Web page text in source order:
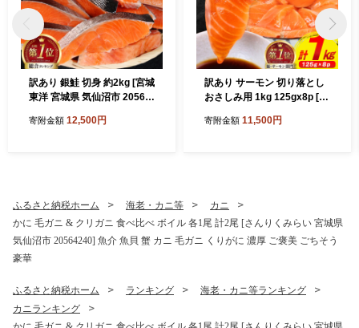
訳あり 銀鮭 切身 約2kg [宮城
東洋 宮城県 気仙沼市 20564
規格外 不揃い さけ サケ 鮭切
寄附金額 12,500円
訳あり サーモン 切り落とし
おさしみ用 1kg 125gx8p [足
4313] 魚 魚介類 鮭 お刺し身
寄附金額 11,500円
ふるさと納税ホーム 海老・カニ等
カニ
かに 毛ガニ & クリガニ 食べ比べ ボイル 各1尾 計2尾 [さんりくみらい 宮城県
気仙沼市 20564240] 魚介 魚貝 蟹 カニ 毛ガニ くりがに 濃厚 ご褒美 ごちそう
豪華
ふるさと納税ホーム ランキング
海老・カニ等ランキング
カニランキング